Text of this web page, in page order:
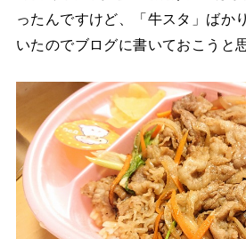
ったんですけど、「牛スタ」ばか
いたのでブログに書いておこうと